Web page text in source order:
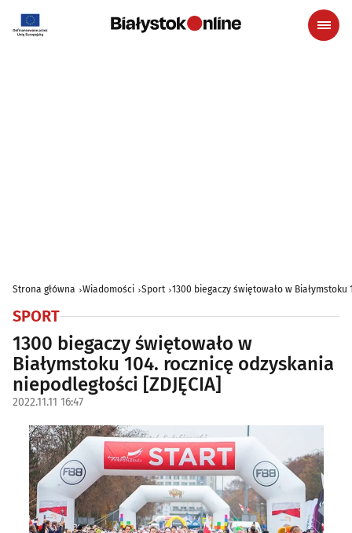
Strona główna Wiadomości Sport 1300 biegaczy świętowało w
SPORT
1300 biegaczy świętowało w
Białymstoku 104. rocznicę odzyskania
niepodległości [ZDJĘCIA]
2022.11.11 16:47